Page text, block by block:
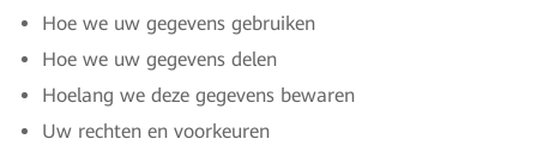
Hoe we uw gegevens gebruiken
Hoe we uw gegevens delen
Hoelang we deze gegevens bewaren
Uw rechten en voorkeuren